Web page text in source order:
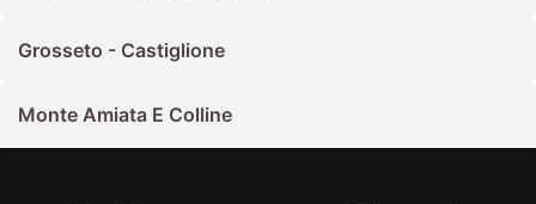
Grosseto - Castiglione
Monte Amiata E Colline